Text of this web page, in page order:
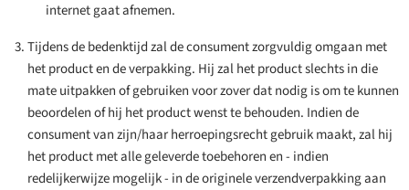
internet gaat afnemen.
Tijdens de bedenktijd zal de consument zorgvuldig omgaan met
het product en de verpakking. Hij zal het product slechts in die
mate uitpakken of gebruiken voor zover dat nodig is om te kunnen
beoordelen of hij het product wenst te behouden. Indien de
consument van zijn/haar herroepingsrecht gebruik maakt, zal hij
het product met alle geleverde toebehoren en - indien
redelijkerwijze mogelijk - in de originele verzendverpakking aan